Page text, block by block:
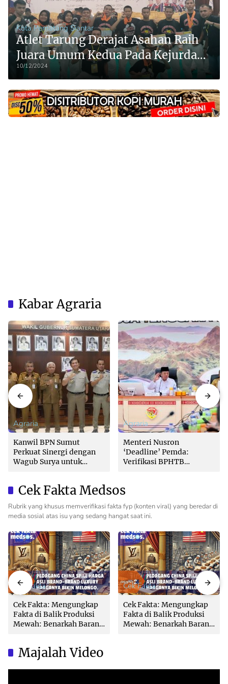
Kota Pematang Siantar
Atlet Tarung Derajat Asahan Raih
Juara Umum Kedua Pada Kejurda
Tingkat Junior Se-Sumatera Utara
10/12/2024
Kabar Agraria
Agraria
Kanwil BPN Sumut
Perkuat Sinergi dengan
Wagub Surya untuk
Agraria
Menteri Nusron
‘Deadline’ Pemda:
Verifikasi BPHTB
Lambat!
Cek Fakta Medsos
Rubrik yang khusus memverifikasi fakta fyp (konten viral) yang beredar di
media sosial atas isu yang sedang hangat saat ini.
Cek Fakta
Cek Fakta: Mengungkap
Fakta di Balik Produksi
Mewah: Benarkah Barang
Cek Fakta
Cek Fakta: Mengungkap
Fakta di Balik Produksi
Mewah: Benarkah Barang
Majalah Video